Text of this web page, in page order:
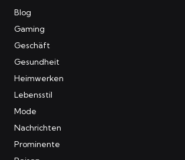
Blog
Gaming
Geschäft
Gesundheit
Heimwerken
Lebensstil
Mode
Nachrichten
Prominente